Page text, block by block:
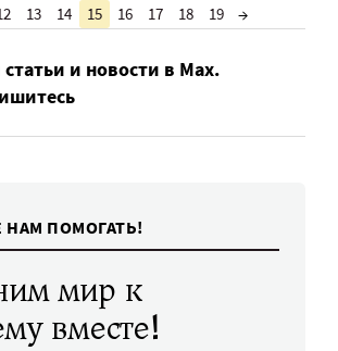
13 14 15 16 17 18 19 →
и новости в Max.
НАМ ПОМОГАТЬ!
мир к
вместе!